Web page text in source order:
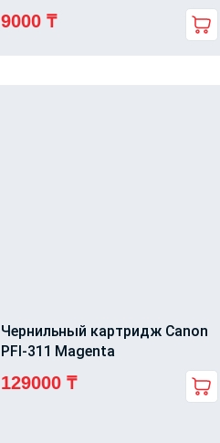
9000 ₸
Чернильный картридж Canon
PFI-311 Magenta
129000 ₸